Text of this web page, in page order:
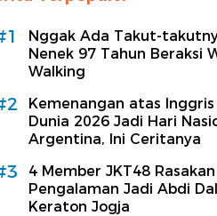
Nggak Ada Takut-
Nenek 97 Tahun Beraksi
Walking
Kemenangan atas Inggris
Dunia 2026 Jadi Hari
Argentina, Ini Ceritanya
4 Member JKT48 Rasakan
Pengalaman Jadi Abdi
Keraton Jogja